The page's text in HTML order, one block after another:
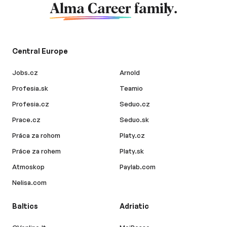
Alma Career family.
Central Europe
Jobs.cz
Profesia.sk
Profesia.cz
Prace.cz
Práca za rohom
Práce za rohem
Atmoskop
Nelisa.com
Arnold
Teamio
Seduo.cz
Seduo.sk
Platy.cz
Platy.sk
Paylab.com
Baltics Adriatic